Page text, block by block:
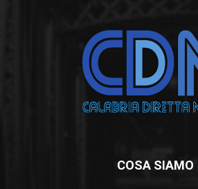
COSA SIAMO